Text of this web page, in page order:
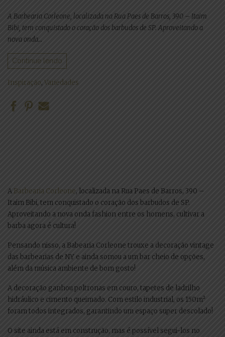
A Barbearia Corleone, localizada na Rua Paes de Barros, 390 – Itaim
Bibi, tem conquistado o coração dos barbudos de SP. Aproveitando a
nova onda…
Continue lendo
Inspiração, Variedades
A Barbearia Corleone, localizada na Rua Paes de Barros, 390 –
Itaim Bibi, tem conquistado o coração dos barbudos de SP.
Aproveitando a nova onda fashion entre os homens, cultivar a
barba agora é cultura!
Pensando nisso, a Babearia Corleone trouxe a decoração vintage
das barbearias de NY e ainda somou a um bar cheio de opções,
além da música ambiente de bom gosto!
A decoração ganhou poltronas em couro, tapetes de ladrilho
hidráulico e cimento queimado. Com estilo industrial, os 150m²
foram todos integrados, garantindo um espaço super descolado!
O site ainda está em construção, mas é possível segui-los no